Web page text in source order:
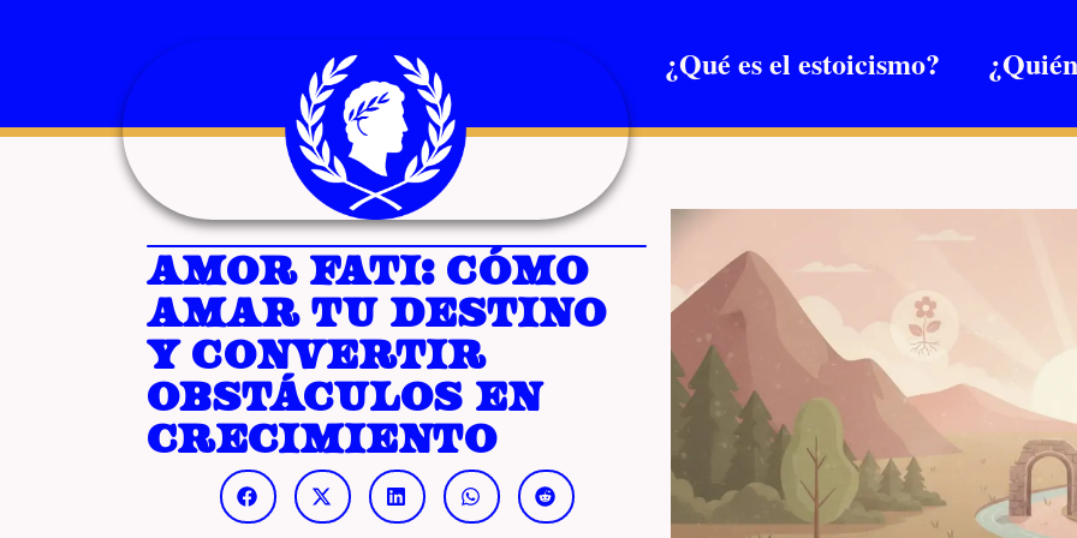
¿Qué es el estoicismo?
Amor fati: cómo
amar tu destino
y convertir
obstáculos en
crecimiento